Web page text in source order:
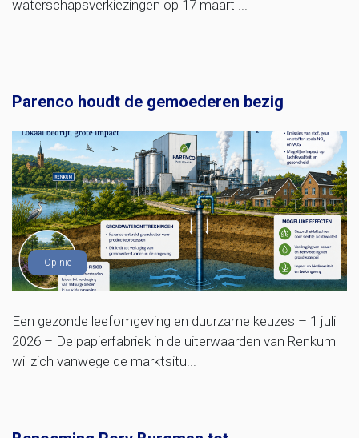
waterschapsverkiezingen op 17 maart ...
Parenco houdt de gemoederen bezig
Opinie
Een gezonde leefomgeving en duurzame keuzes – 1 juli
2026 – De papierfabriek in de uiterwaarden van Renkum
wil zich vanwege de marktsitu...